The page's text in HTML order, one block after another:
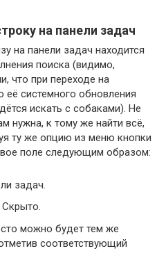
на панели задач
на панели задач находится
поиска (видимо,
что при переходе на
её системного обновления
искать с собаками). Не
нужна, к тому же найти всё,
ту же опцию из меню кнопки
поле следующим образом:
задач.
можно будет тем же
соответствующий